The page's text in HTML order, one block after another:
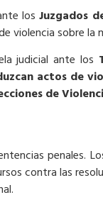
losJuzgados
violencia sobre
judicial ante los
actos de
de
penales.
contra las